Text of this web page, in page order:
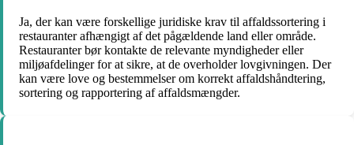
Ja, der kan være forskellige juridiske krav til affaldssortering i
restauranter afhængigt af det pågældende land eller område.
Restauranter bør kontakte de relevante myndigheder eller
miljøafdelinger for at sikre, at de overholder lovgivningen. Der
kan være love og bestemmelser om korrekt affaldshåndtering,
sortering og rapportering af affaldsmængder.